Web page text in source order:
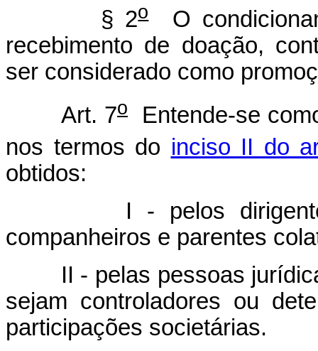
§ 2oO
recebimento de doação,
ser considerado como
Art. 7o
Entende-se
nos termos do inciso II do
obtidos:
I - pelos dirigentes
companheiros e parentes
II - pelas pessoas
sejam controladores ou
participações societárias.